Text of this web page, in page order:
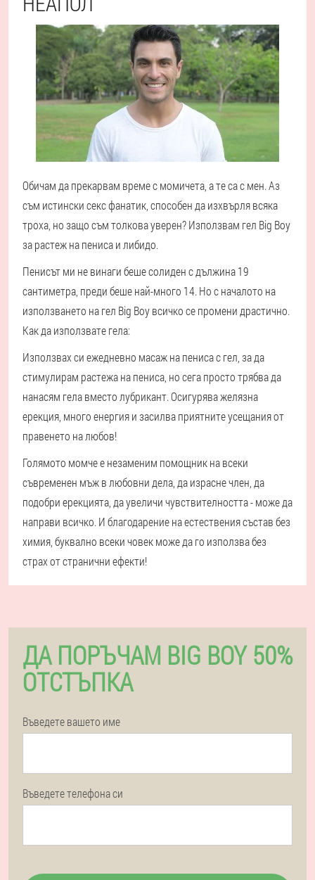
Обичам да прекарвам време с момичета, а те са с мен. Аз
съм истински секс фанатик, способен да изхвърля всяка
троха, но защо съм толкова уверен? Използвам гел Big Boy
за растеж на пениса и либидо.
Пенисът ми не винаги беше солиден с дължина 19
сантиметра, преди беше най-много 14. Но с началото на
използването на гел Big Boy всичко се промени драстично.
Как да използвате гела:
Използвах си ежедневно масаж на пениса с гел, за да
стимулирам растежа на пениса, но сега просто трябва да
нанасям гела вместо лубрикант. Осигурява желязна
ерекция, много енергия и засилва приятните усещания от
правенето на любов!
Голямото момче е незаменим помощник на всеки
съвременен мъж в любовни дела, да израсне член, да
подобри ерекцията, да увеличи чувствителността - може да
направи всичко. И благодарение на естествения състав без
химия, буквално всеки човек може да го използва без
страх от странични ефекти!
ДА ПОРЪЧАМ BIG BOY 50%
ОТСТЪПКА
Въведете вашето име
Въведете телефона си